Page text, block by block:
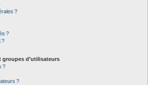
?
?
?
groupes d’utilisateurs
?
?